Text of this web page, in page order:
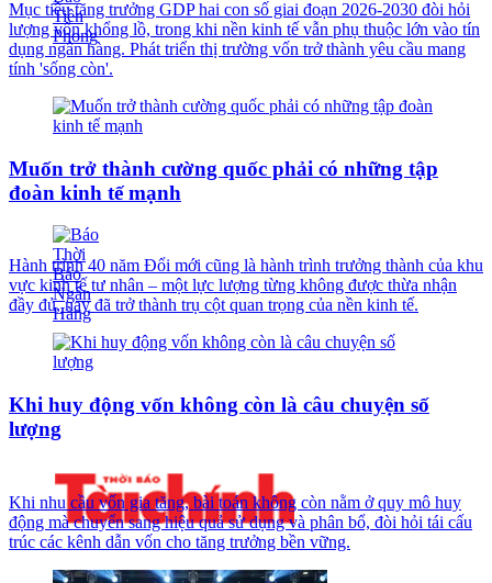
Mục tiêu tăng trưởng GDP hai con số giai đoạn 2026-2030 đòi hỏi
lượng vốn khổng lồ, trong khi nền kinh tế vẫn phụ thuộc lớn vào tín
dụng ngân hàng. Phát triển thị trường vốn trở thành yêu cầu mang
tính 'sống còn'.
Muốn trở thành cường quốc phải có những tập
đoàn kinh tế mạnh
Hành trình 40 năm Đổi mới cũng là hành trình trưởng thành của khu
vực kinh tế tư nhân – một lực lượng từng không được thừa nhận
đầy đủ, nay đã trở thành trụ cột quan trọng của nền kinh tế.
Khi huy động vốn không còn là câu chuyện số
lượng
Khi nhu cầu vốn gia tăng, bài toán không còn nằm ở quy mô huy
động mà chuyển sang hiệu quả sử dụng và phân bổ, đòi hỏi tái cấu
trúc các kênh dẫn vốn cho tăng trưởng bền vững.